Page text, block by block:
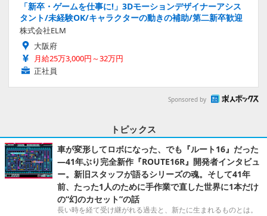
「新卒・ゲームを仕事に!」3Dモーションデザイナーアシス
タント/未経験OK/キャラクターの動きの補助/第二新卒歓迎
株式会社ELM
大阪府
月給25万3,000円～32万円
正社員
Sponsored by
トピックス
車が変形してロボになった、でも『ルート16』だった
―41年ぶり完全新作『ROUTE16R』開発者インタビュ
ー。新旧スタッフが語るシリーズの魂。そして41年
前、たった1人のために手作業で直した世界に1本だけ
の“幻のカセット”の話
長い時を経て受け継がれる過去と、新たに生まれるものとは。